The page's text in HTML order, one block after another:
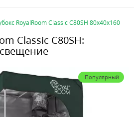
RoyalRoom Classic C80SH 80x40x160
Classic C80SH:
Популярный